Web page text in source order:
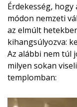
Érdekesség,
módon nemzeti
az elmúlt
kihangsúlyozva:
Az alábbi nem túl
milyen sokan
templomban: